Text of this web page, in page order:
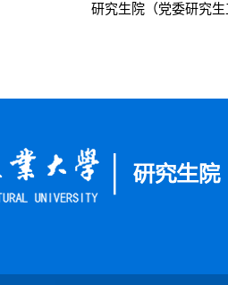
研究生院（党委研究